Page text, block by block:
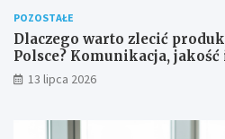
POZOSTAŁE
Dlaczego warto zlecić
Polsce? Komunikacja, jakość
dostaw
13 lipca 2026